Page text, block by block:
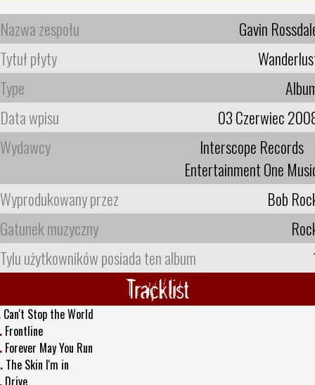
Nazwa zespołu
Gavin
Tytuł płyty
Type
Data wpisu
03 Czerwiec
Wydawcy
Interscope Records
Entertainment One
Wyprodukowany przez
Bob
Gatunek muzyczny
Tylu użytkowników posiada ten album
Tracklist
Can't Stop the World
Frontline
Forever May You Run
The Skin I'm in
Drive